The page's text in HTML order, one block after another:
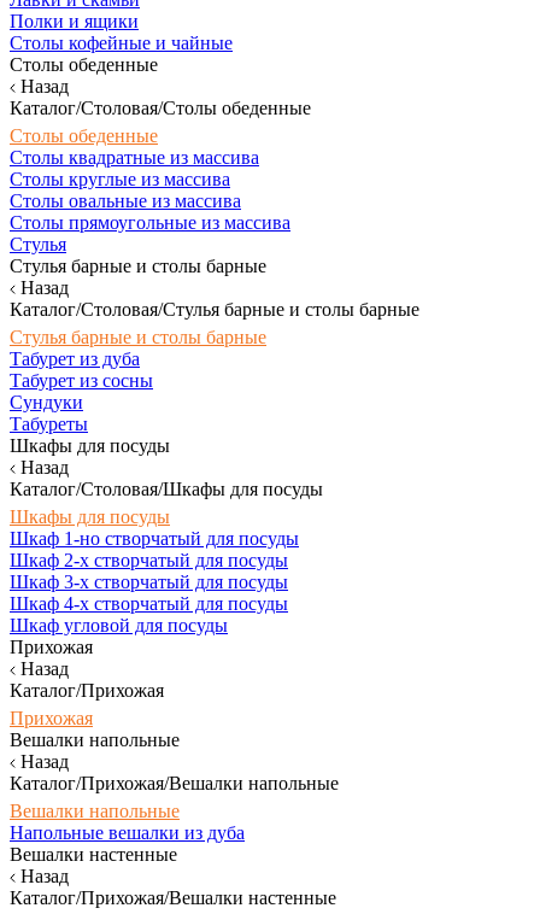
Полки и ящики
Столы кофейные и чайные
Столы обеденные
Назад
Каталог/Столовая/Столы обеденные
Столы обеденные
Столы квадратные из массива
Столы круглые из массива
Столы овальные из массива
Столы прямоугольные из массива
Стулья
Стулья барные и столы барные
Назад
Каталог/Столовая/Стулья барные и столы барные
Стулья барные и столы барные
Табурет из дуба
Табурет из сосны
Сундуки
Табуреты
Шкафы для посуды
Назад
Каталог/Столовая/Шкафы для посуды
Шкафы для посуды
Шкаф 1-но створчатый для посуды
Шкаф 2-х створчатый для посуды
Шкаф 3-х створчатый для посуды
Шкаф 4-х створчатый для посуды
Шкаф угловой для посуды
Прихожая
Назад
Каталог/Прихожая
Прихожая
Вешалки напольные
Назад
Каталог/Прихожая/Вешалки напольные
Вешалки напольные
Напольные вешалки из дуба
Вешалки настенные
Назад
Каталог/Прихожая/Вешалки настенные